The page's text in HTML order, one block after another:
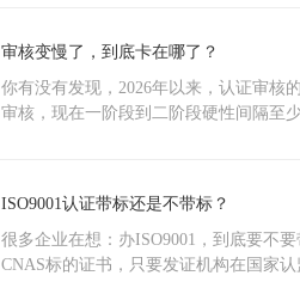
的压力当一家大企业自身建立了业务连
现相应要求——关键供应商也需要具备
管理逻辑。大企业的业务连续性依赖于
它能保证的。它管理的是事故发生后，
间内恢复，职责分工是否明确，操作程
后及时更新——这些事不出事看不出价
缺了总分不够，合作启动不了。 第二，
儿辅食这类高风险品类，客户派来的验
点监控数据、追溯演习报告和纠偏记录
确实不用急着办。但凡业务规划中有上
期通常在一个月内，等客户通知来了再
谁，产品给谁，决定了这张证值不值得
检ISO 14001：保证环境管理受控合规，
有制度保障，经得起追问 这三条管住了
链、参与政企招标、通过大客户验场的
息安全管理）——证明数据资产有保障
程可量化 医疗器械类企业，甲方关注的
性： ISO 13485（医疗器械质量管理体
审核变慢了，到底卡在哪了？
你有没有发现，2026年以来，认证审核
审核，现在一阶段到二阶段硬性间隔至
把所有弹性空间全部量化。一阶段与二
人日怎么累加，全部白纸黑字写进规章
了。 二、两条硬杠杠，谁都绕不过间隔
ISO9001认证带标还是不带标？
很多企业在想：办ISO9001，到底要不
CNAS标的证书，只要发证机构在国家